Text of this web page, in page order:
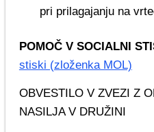
pri prilagajanju na
POMOČ V SOCIALNI
stiski (zloženka MOL)
OBVESTILO V ZVEZI Z
NASILJA V DRUŽINI